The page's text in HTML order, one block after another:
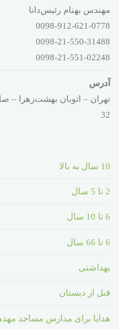
مهندس بهنام رئیس‌دانا
0098-912-621-0778
0098-21-550-31488
0098-21-551-02248
آدرس
32
10 سال به بالا
2 تا 5 سال
6 تا 10 سال
6 تا 66 سال
بهداشتی
قبل از دبستان
هدایا برای مدارس مساجد